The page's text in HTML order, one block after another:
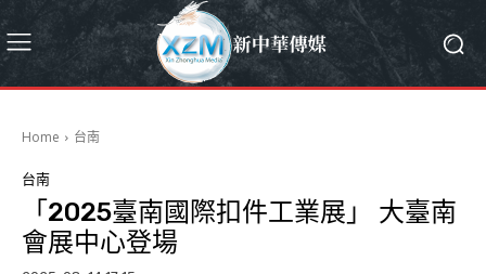
Home 台南
台南
「2025臺南國際扣件工業展」 大臺南
會展中心登場